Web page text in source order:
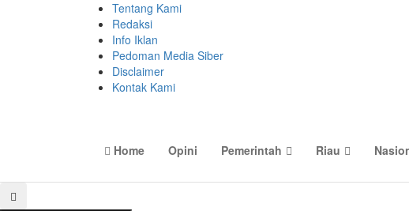
Tentang Kami
Redaksi
Info Iklan
Pedoman Media Siber
Disclaimer
Kontak Kami
Home Opini Pemerintah Riau